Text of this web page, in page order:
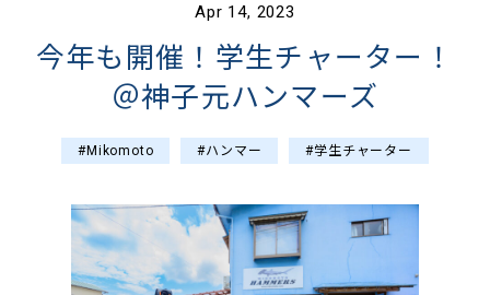
Apr 14, 2023
今年も開催！学生チャーター！
＠神子元ハンマーズ
#Mikomoto #ハンマー #学生チャーター